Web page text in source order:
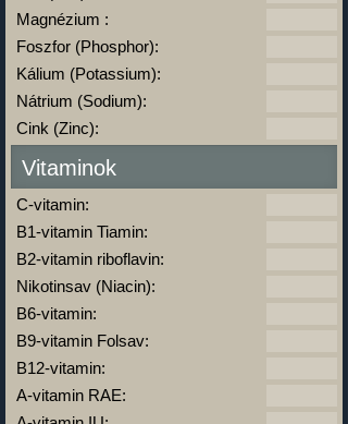
Magnézium :
Foszfor (Phosphor):
Kálium (Potassium):
Nátrium (Sodium):
Cink (Zinc):
Vitaminok
C-vitamin:
B1-vitamin Tiamin:
B2-vitamin riboflavin:
Nikotinsav (Niacin):
B6-vitamin:
B9-vitamin Folsav:
B12-vitamin:
A-vitamin RAE: